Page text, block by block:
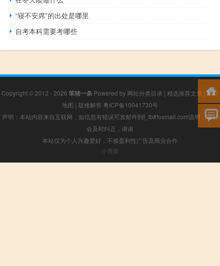
“寝不安席”的出处是哪里
自考本科需要考哪些
Copyright © 2012 - 2026 笨猪一条 Powered by 网站分类目录 | 精选推荐文章 |网站
地图 | 疑难解答 粤ICP备10041730号
声明：本站内容来自互联网，如信息有错误可发邮件到f_fb#foxmail.com说明，我们
会及时纠正，谢谢
本站仅为个人兴趣爱好，不接盈利性广告及商业合作
小男孩